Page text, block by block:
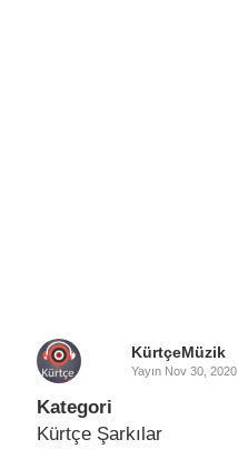
KürtçeMüzik
Yayın Nov 30, 2020
Kategori
Kürtçe Şarkılar